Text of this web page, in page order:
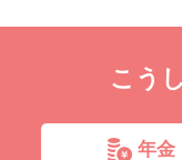
こう
年金